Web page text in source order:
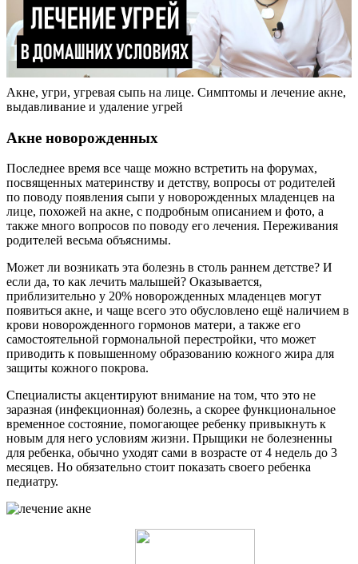
Акне, угри, угревая сыпь на лице. Симптомы и лечение акне,
выдавливание и удаление угрей
Акне новорожденных
Последнее время все чаще можно встретить на форумах,
посвященных материнству и детству, вопросы от родителей
по поводу появления сыпи у новорожденных младенцев на
лице, похожей на акне, с подробным описанием и фото, а
также много вопросов по поводу его лечения. Переживания
родителей весьма объяснимы.
Может ли возникать эта болезнь в столь раннем детстве? И
если да, то как лечить малышей? Оказывается,
приблизительно у 20% новорожденных младенцев могут
появиться акне, и чаще всего это обусловлено ещё наличием в
крови новорожденного гормонов матери, а также его
самостоятельной гормональной перестройки, что может
приводить к повышенному образованию кожного жира для
защиты кожного покрова.
Специалисты акцентируют внимание на том, что это не
заразная (инфекционная) болезнь, а скорее функциональное
временное состояние, помогающее ребенку привыкнуть к
новым для него условиям жизни. Прыщики не болезненны
для ребенка, обычно уходят сами в возрасте от 4 недель до 3
месяцев. Но обязательно стоит показать своего ребенка
педиатру.